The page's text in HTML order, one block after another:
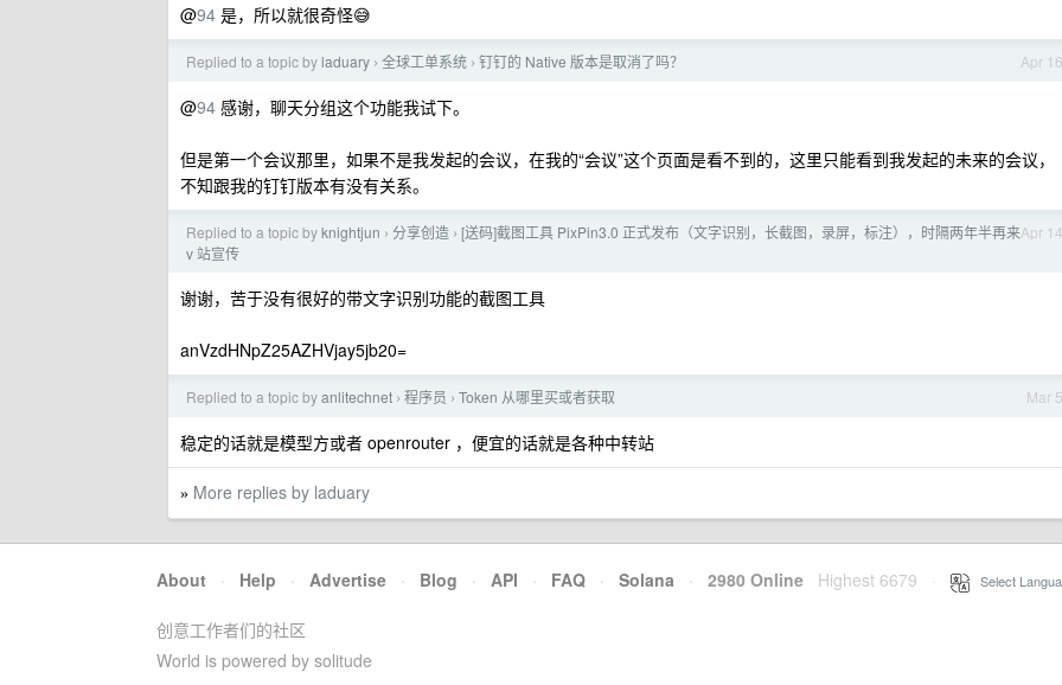
@94 是，所以就很奇怪😅
Apr 16
Replied to a topic by laduary › 全球工单系统 › 钉钉的 Native 版本是取消了吗？
@94 感谢，聊天分组这个功能我试下。
但是第一个会议那里，如果不是我发起的会议，在我的“会议”这个页面是看不到的，这里只能看到我发起的未来的会议，
不知跟我的钉钉版本有没有关系。
Apr 14
Replied to a topic byknightjun › 分享创造 › [送码]截图工具 PixPin3.0 正式发布（文字识别，长截图，录屏，标注），时隔两年半再来
v 站宣传
谢谢，苦于没有很好的带文字识别功能的截图工具
anVzdHNpZ25AZHVjay5jb20=
Mar 5
Replied to a topic byanlitechnet › 程序员 › Token 从哪里买或者获取
稳定的话就是模型方或者 openrouter ，便宜的话就是各种中转站
» More replies by laduary
About · Help · Advertise · Blog · API · FAQ · Solana · 2980 Online Highest 6679 Select
创意工作者们的社区
World is powered by solitude